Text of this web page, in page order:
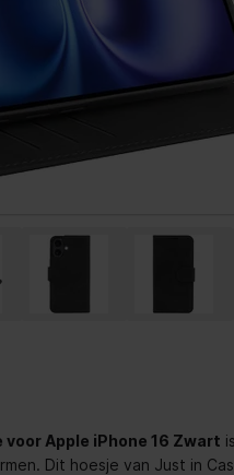
Apple iPhone 16 Zwart
Dit hoesje van Just in